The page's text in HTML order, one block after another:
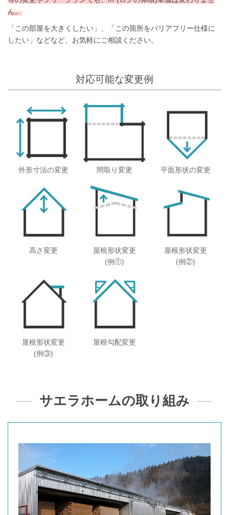
ん。
「この部屋を大きくしたい」、「この箇所をバリアフリー仕様に
したい」などなど、お気軽にご相談ください。
対応可能な変更例
外形寸法の変更 間取り変更 平面形状の変更
高さ変更
屋根形状変更
(例①)
屋根形状変更
(例②)
屋根形状変更
(例③)
屋根勾配変更
サエラホームの取り組み